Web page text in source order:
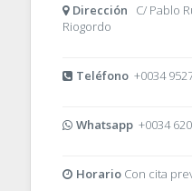
Dirección C/ Pablo
Riogordo
Teléfono+0034
Whatsapp+0034
HorarioCon cita